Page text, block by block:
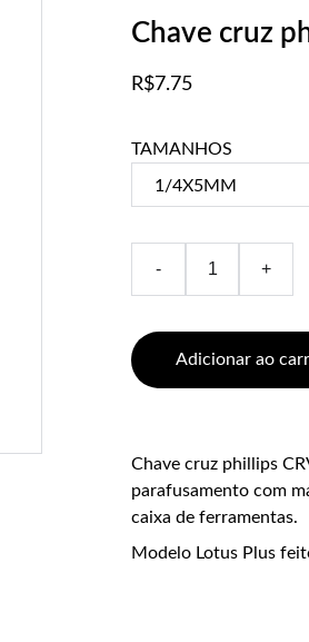
Chave cruz
R$7.75
TAMANHOS
- +
Adicionar ao
Chave cruz phillips
parafusamento com
caixa de ferramentas.
Modelo Lotus Plus